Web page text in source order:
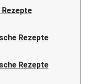
Rezepte
Rezepte